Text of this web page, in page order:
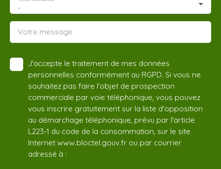
-
Votre message
J'accepte le traitement de mes données
personnelles conformément au RGPD. Si vous ne
souhaitez pas faire l'objet de prospection
commerciale par voie téléphonique, vous pouvez
vous inscrire gratuitement sur la liste d'opposition
au démarchage téléphonique, prévu par l'article
L223-1 du code de la consommation, sur le site
Internet www.bloctel.gouv.fr ou par courrier
adressé à :